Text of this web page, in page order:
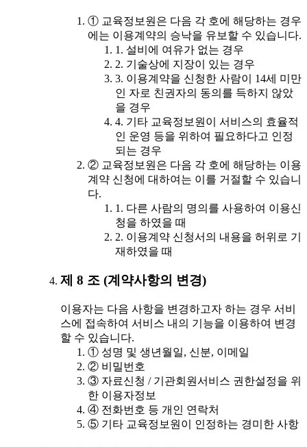
① 교육정보원은 다음 각 호에 해당하는 경우
에는 이용계약의 승낙을 유보할 수 있습니다.
1. 설비에 여유가 없는 경우
2. 기술상에 지장이 있는 경우
3. 이용계약을 신청한 사람이 14세 미만
인 자로 친권자의 동의를 득하지 않았
을 경우
4. 기타 교육정보원이 서비스의 효율적
인 운영 등을 위하여 필요하다고 인정
되는 경우
② 교육정보원은 다음 각 호에 해당하는 이용
계약 신청에 대하여는 이를 거절할 수 있습니
다.
1. 다른 사람의 명의를 사용하여 이용신
청을 하였을 때
2. 이용계약 신청서의 내용을 허위로 기
재하였을 때
제 8 조 (계약사항의 변경)
이용자는 다음 사항을 변경하고자 하는 경우 서비
스에 접속하여 서비스 내의 기능을 이용하여 변경
할 수 있습니다.
① 성명 및 생년월일, 신분, 이메일
② 비밀번호
③ 자료신청 / 기관회원서비스 권한설정을 위
한 이용자정보
④ 전화번호 등 개인 연락처
⑤ 기타 교육정보원이 인정하는 경미한 사항